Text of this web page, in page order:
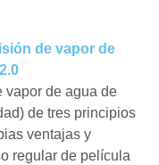
de vapor de
vapor de agua de
de tres principios
ventajas y
regular de película